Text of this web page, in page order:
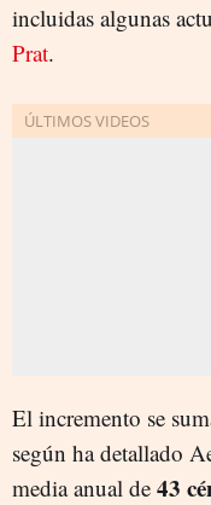
incluidas algunas
Prat.
El incremento se
según ha detallado
media anual de 43